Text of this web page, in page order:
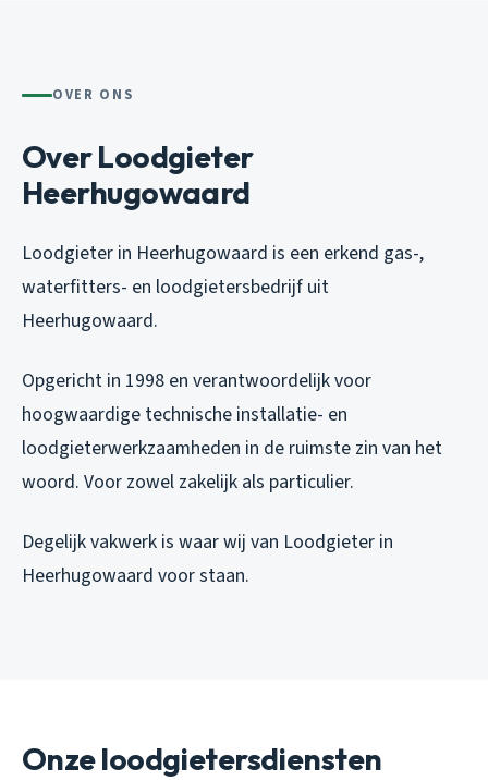
OVER ONS
Over Loodgieter
Heerhugowaard
Loodgieter in Heerhugowaard is een erkend gas-,
waterfitters- en loodgietersbedrijf uit
Heerhugowaard.
Opgericht in 1998 en verantwoordelijk voor
hoogwaardige technische installatie- en
loodgieterwerkzaamheden in de ruimste zin van het
woord. Voor zowel zakelijk als particulier.
Degelijk vakwerk is waar wij van Loodgieter in
Heerhugowaard voor staan.
Onze loodgietersdiensten